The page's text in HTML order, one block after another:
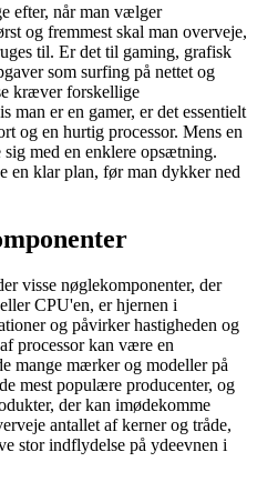
efter, når man vælger
og fremmest skal man overveje,
til. Er det til gaming, grafisk
som surfing på nettet og
kræver forskellige
man er en gamer, er det essentielt
og en hurtig processor. Mens en
med en enklere opsætning.
en klar plan, før man dykker ned
visse nøglekomponenter, der
CPU'en, er hjernen i
og påvirker hastigheden og
processor kan være en
mange mærker og modeller på
mest populære producenter, og
der kan imødekomme
antallet af kerner og tråde,
stor indflydelse på ydeevnen i